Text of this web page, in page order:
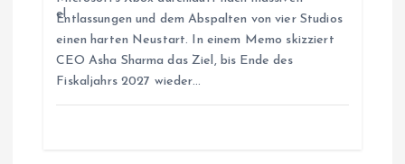
Entlassungen und dem Abspalten von vier Studios
einen harten Neustart. In einem Memo skizziert
CEO Asha Sharma das Ziel, bis Ende des
Fiskaljahrs 2027 wieder…